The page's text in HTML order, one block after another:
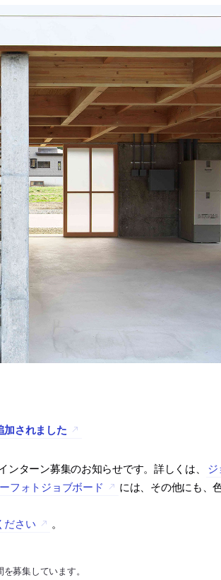
加されました
ターン募集のお知らせです。詳しくは、
ジ
フォトジョブボード
には、その他にも、
ださい
。
募集しています。